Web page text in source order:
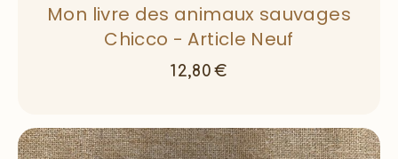
Mon livre des animaux sauvages
Chicco - Article Neuf
12,80 €